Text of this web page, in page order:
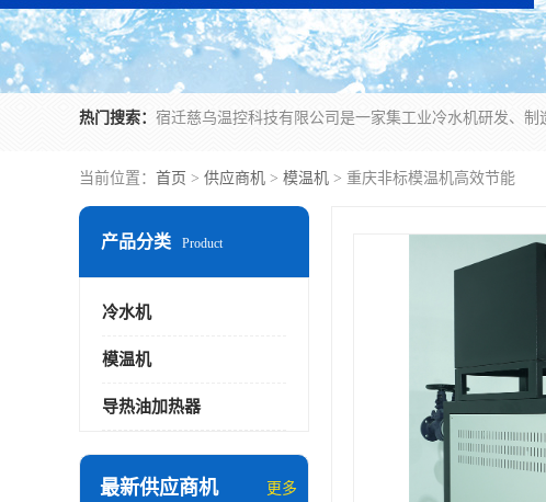
热门搜索：
当前位置： 首页 > 供应商机 > 模温机 > 重庆非标模温机高效节能
产品分类 Product
冷水机
模温机
导热油加热器
最新供应商机 更多